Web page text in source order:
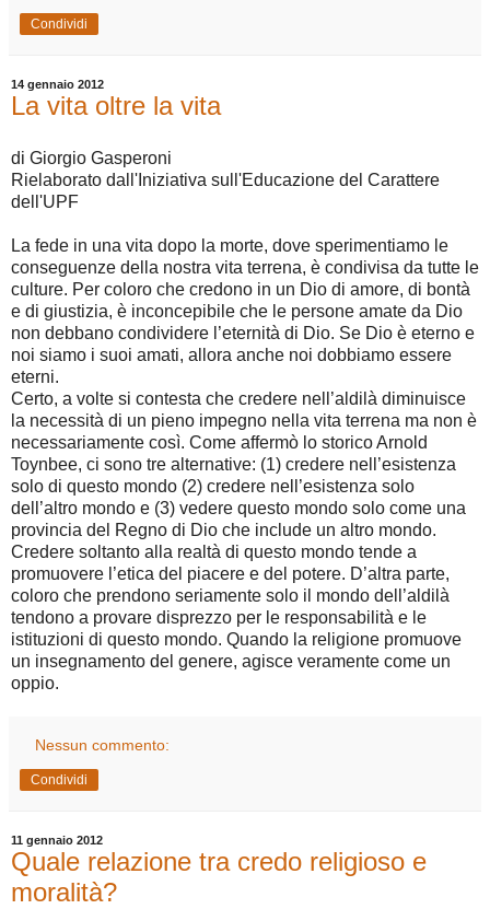
Condividi
14 gennaio 2012
La vita oltre la vita
di Giorgio Gasperoni
Rielaborato dall'Iniziativa sull'Educazione del Carattere
dell'UPF
La fede in una vita dopo la morte, dove sperimentiamo le
conseguenze della nostra vita terrena, è condivisa da tutte le
culture. Per coloro che credono in un Dio di amore, di bontà
e di giustizia, è inconcepibile che le persone amate da Dio
non debbano condividere l’eternità di Dio. Se Dio è eterno e
noi siamo i suoi amati, allora anche noi dobbiamo essere
eterni.
Certo, a volte si contesta che credere nell’aldilà diminuisce
la necessità di un pieno impegno nella vita terrena ma non è
necessariamente così. Come affermò lo storico Arnold
Toynbee, ci sono tre alternative: (1) credere nell’esistenza
solo di questo mondo (2) credere nell’esistenza solo
dell’altro mondo e (3) vedere questo mondo solo come una
provincia del Regno di Dio che include un altro mondo.
Credere soltanto alla realtà di questo mondo tende a
promuovere l’etica del piacere e del potere. D’altra parte,
coloro che prendono seriamente solo il mondo dell’aldilà
tendono a provare disprezzo per le responsabilità e le
istituzioni di questo mondo. Quando la religione promuove
un insegnamento del genere, agisce veramente come un
oppio.
Nessun commento:
Condividi
11 gennaio 2012
Quale relazione tra credo religioso e
moralità?